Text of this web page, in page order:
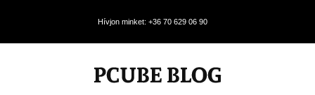
Hívjon minket: +36 70 629 06 90